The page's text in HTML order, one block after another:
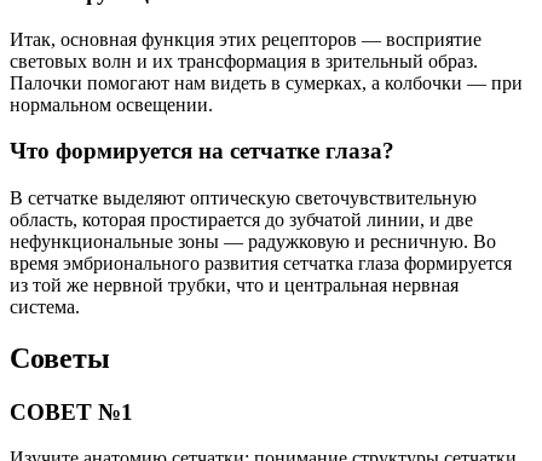
Итак, основная функция этих рецепторов — восприятие
световых волн и их трансформация в зрительный образ.
Палочки помогают нам видеть в сумерках, а колбочки — при
нормальном освещении.
Что формируется на сетчатке глаза?
В сетчатке выделяют оптическую светочувствительную
область, которая простирается до зубчатой линии, и две
нефункциональные зоны — радужковую и ресничную. Во
время эмбрионального развития сетчатка глаза формируется
из той же нервной трубки, что и центральная нервная
система.
Советы
СОВЕТ №1